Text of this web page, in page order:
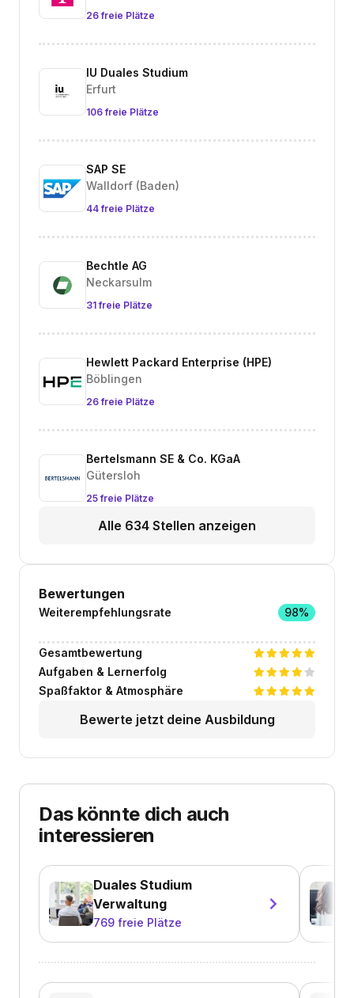
26 freie Plätze
IU Duales Studium
Erfurt
106 freie Plätze
SAP SE
Walldorf (Baden)
44 freie Plätze
Bechtle AG
Neckarsulm
31 freie Plätze
Hewlett Packard Enterprise (HPE)
Böblingen
26 freie Plätze
Bertelsmann SE & Co. KGaA
Gütersloh
25 freie Plätze
Alle 634 Stellen anzeigen
Bewertungen
Weiterempfehlungsrate 98%
Gesamtbewertung
Aufgaben & Lernerfolg
Spaßfaktor & Atmosphäre
Bewerte jetzt deine Ausbildung
Das könnte dich auch
interessieren
Duales Studium
Verwaltung
769 freie Plätze